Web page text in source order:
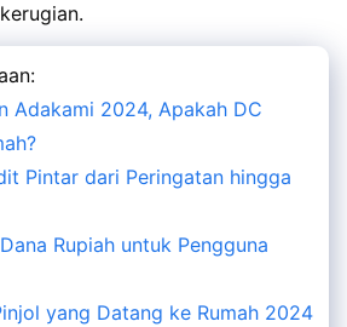
Adakami 2024, Apakah DC
Pintar dari Peringatan hingga
Rupiah untuk Pengguna
yang Datang ke Rumah 2024